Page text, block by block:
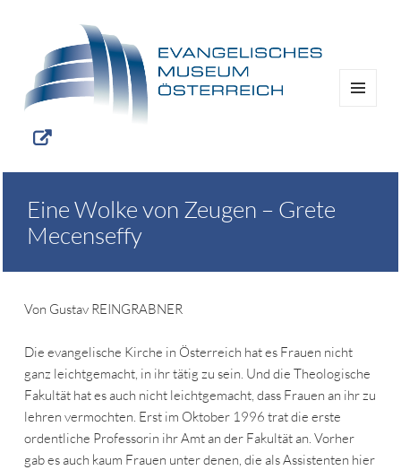
Eine Wolke von Zeugen – Grete
Mecenseffy
Von Gustav REINGRABNER
Die evangelische Kirche in Österreich hat es Frauen nicht
ganz leichtgemacht, in ihr tätig zu sein. Und die Theologische
Fakultät hat es auch nicht leichtgemacht, dass Frauen an ihr zu
lehren vermochten. Erst im Oktober 1996 trat die erste
ordentliche Professorin ihr Amt an der Fakultät an. Vorher
gab es auch kaum Frauen unter denen, die als Assistenten hier